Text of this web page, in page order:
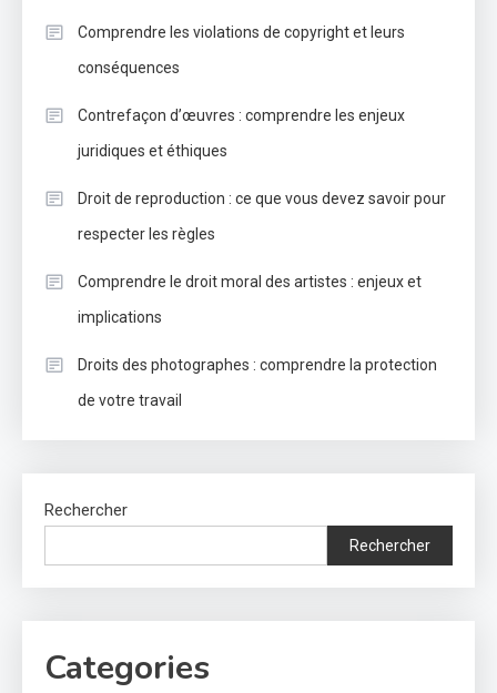
Comprendre les violations de copyright et leurs
conséquences
Contrefaçon d’œuvres : comprendre les enjeux
juridiques et éthiques
Droit de reproduction : ce que vous devez savoir pour
respecter les règles
Comprendre le droit moral des artistes : enjeux et
implications
Droits des photographes : comprendre la protection
de votre travail
Rechercher
Rechercher
Categories